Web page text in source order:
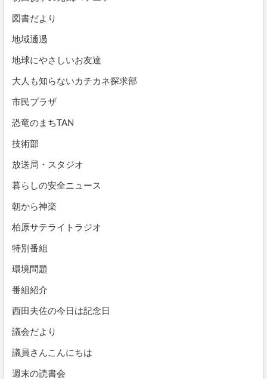
図書だより
地域通過
地球にやさしいお友達
大人も知らないカチカネ探求部
市民プラザ
恐竜のまちTAN
技術部
放送局・スタジオ
暮らしの安全ニュース
朝から神楽
柏原サテライトラジオ
特別番組
環境問題
番組紹介
西田夫佐の今日は記念日
議会だより
議員さんこんにちは
週末の読書会